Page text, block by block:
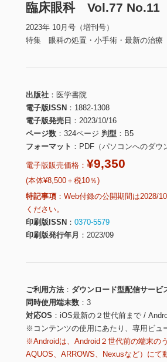
臨床眼科 Vol.77 No.11
2023年 10月号（増刊号）
特集 眼科の処置・小手術・最新の治療
出版社
医学書院
電子版ISSN
1882-1308
電子版発売日
2023/10/16
ページ数
324ページ 判型
B5
フォーマット
PDF（パソコンへのダウ
電子版販売価格： ¥9,350
(本体¥8,500＋税10％)
特記事項
Web付録の公開期間は2028/
ください。
印刷版ISSN
0370-5579
印刷版発行年月
2023/09
ご利用方法
ダウンロード型配信サービ
同時使用端末数
3
対応OS
iOS最新の２世代前まで /
※コンテンツの使用にあたり、専用ビュ
※Androidは、Android２世代前の端末の
AQUOS、ARROWS、Nexusなど）にて